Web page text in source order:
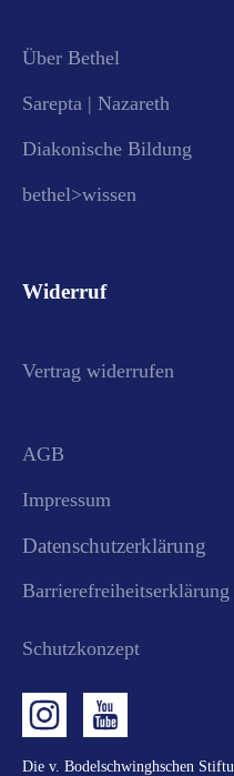
Über Bethel
Sarepta | Nazareth
Diakonische Bildung
bethel>wissen
Widerruf
Vertrag widerrufen
AGB
Impressum
Datenschutzerklärung
Barrierefreiheitserklärung
Schutzkonzept
Die v. Bodelschwinghschen